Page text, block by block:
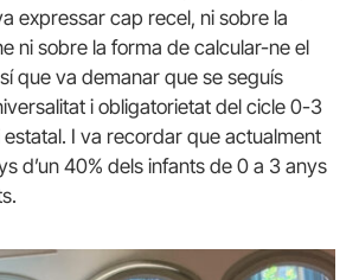
expressar cap recel, ni sobre la
ni sobre la forma de calcular-ne el
que va demanar que se seguís
i obligatorietat del cicle 0-3
estatal. I va recordar que actualment
d’un 40% dels infants de 0 a 3 anys